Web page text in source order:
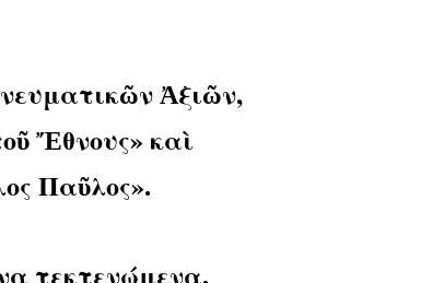
Ἀξιῶν,
Ἔθνους» καὶ
Παῦλος».
τεκτενώμενα.